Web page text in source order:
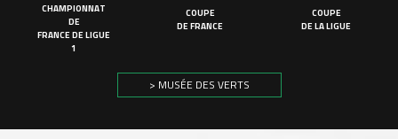
CHAMPIONNAT
DE
FRANCE DE LIGUE
1
COUPE
DE FRANCE
COUPE
DE LA LIGUE
> MUSÉE DES VERTS